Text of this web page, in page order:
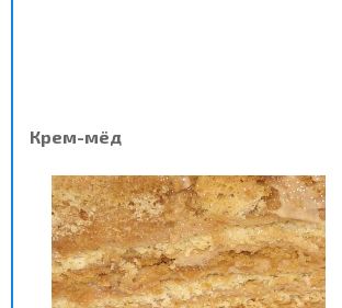
Крем-мёд